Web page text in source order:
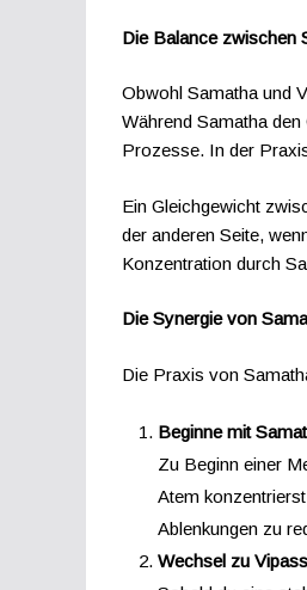
Die Balance zwischen
Obwohl Samatha und
Während Samatha
Prozesse. In der
Ein Gleichgewicht
der anderen Seite,
Konzentration durch
Die Synergie von
Die Praxis von
Beginne mit
Zu Beginn einer
Atem
Ablenkungen zu
Wechsel zu